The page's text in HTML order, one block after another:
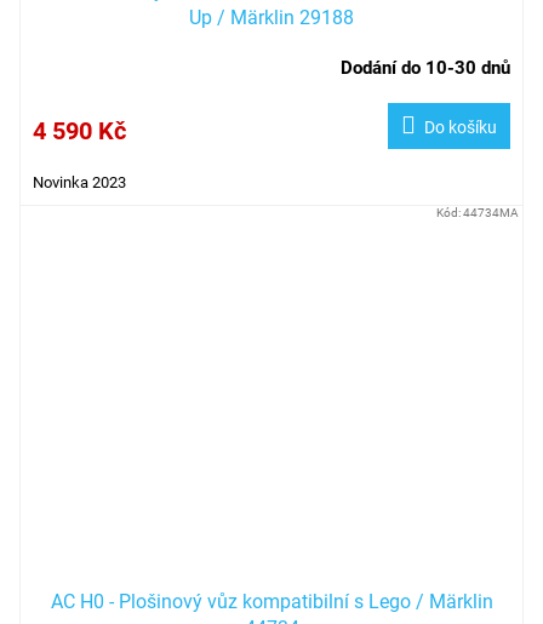
Up / Märklin 29188
Dodání do 10-30 dnů
4 590 Kč Do košíku
Novinka 2023
AC H0 - Plošinový vůz kompatibilní s Lego / Märklin
Kód:44734MA